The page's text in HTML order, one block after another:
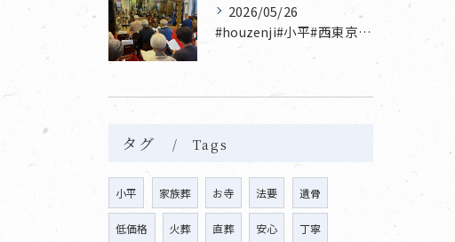
2026/05/26
#houzenji#小平#西東京市#東村山#立川市国分寺市寺...
タグ Tags
小平 家族葬 お寺 法要 遺骨
低価格 火葬 直葬 安心 丁寧